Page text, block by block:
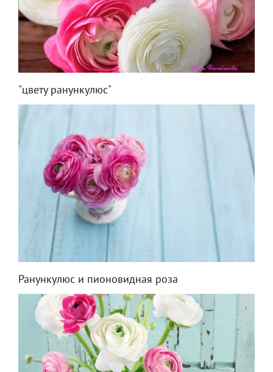
"цвету ранункулюс"
Ранункулюс и пионовидная роза